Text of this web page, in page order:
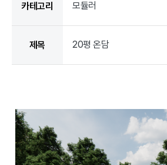
설계사례
카테고리 모듈러
제목 20평 온담